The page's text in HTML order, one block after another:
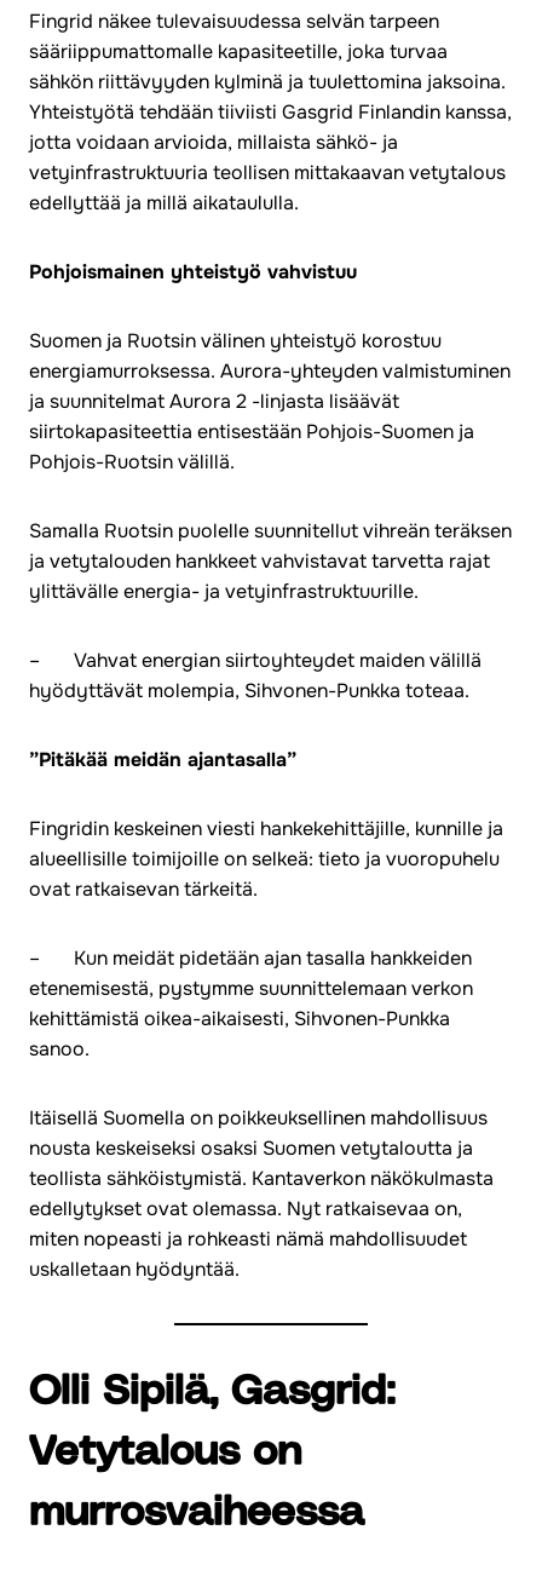
Fingrid näkee tulevaisuudessa selvän tarpeen
sääriippumattomalle kapasiteetille, joka turvaa
sähkön riittävyyden kylminä ja tuulettomina jaksoina.
Yhteistyötä tehdään tiiviisti Gasgrid Finlandin kanssa,
jotta voidaan arvioida, millaista sähkö- ja
vetyinfrastruktuuria teollisen mittakaavan vetytalous
edellyttää ja millä aikataululla.
Pohjoismainen yhteistyö vahvistuu
Suomen ja Ruotsin välinen yhteistyö korostuu
energiamurroksessa. Aurora-yhteyden valmistuminen
ja suunnitelmat Aurora 2 -linjasta lisäävät
siirtokapasiteettia entisestään Pohjois-Suomen ja
Pohjois-Ruotsin välillä.
Samalla Ruotsin puolelle suunnitellut vihreän teräksen
ja vetytalouden hankkeet vahvistavat tarvetta rajat
ylittävälle energia- ja vetyinfrastruktuurille.
– Vahvat energian siirtoyhteydet maiden välillä
hyödyttävät molempia, Sihvonen-Punkka toteaa.
”Pitäkää meidän ajantasalla”
Fingridin keskeinen viesti hankekehittäjille, kunnille ja
alueellisille toimijoille on selkeä: tieto ja vuoropuhelu
ovat ratkaisevan tärkeitä.
– Kun meidät pidetään ajan tasalla hankkeiden
etenemisestä, pystymme suunnittelemaan verkon
kehittämistä oikea-aikaisesti, Sihvonen-Punkka
sanoo.
Itäisellä Suomella on poikkeuksellinen mahdollisuus
nousta keskeiseksi osaksi Suomen vetytaloutta ja
teollista sähköistymistä. Kantaverkon näkökulmasta
edellytykset ovat olemassa. Nyt ratkaisevaa on,
miten nopeasti ja rohkeasti nämä mahdollisuudet
uskalletaan hyödyntää.
Olli Sipilä, Gasgrid:
Vetytalous on
murrosvaiheessa